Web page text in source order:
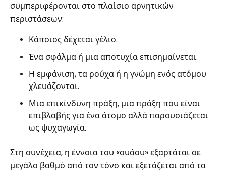
συμπεριφέρονται στο πλαίσιο αρνητικών
περιστάσεων:
Κάποιος δέχεται γέλιο.
Ένα σφάλμα ή μια αποτυχία επισημαίνεται.
Η εμφάνιση, τα ρούχα ή η γνώμη ενός ατόμου
χλευάζονται.
Μια επικίνδυνη πράξη, μια πράξη που είναι
επιβλαβής για ένα άτομο αλλά παρουσιάζεται
ως ψυχαγωγία.
Στη συνέχεια, η έννοια του «ουάου» εξαρτάται σε
μεγάλο βαθμό από τον τόνο και εξετάζεται από τα